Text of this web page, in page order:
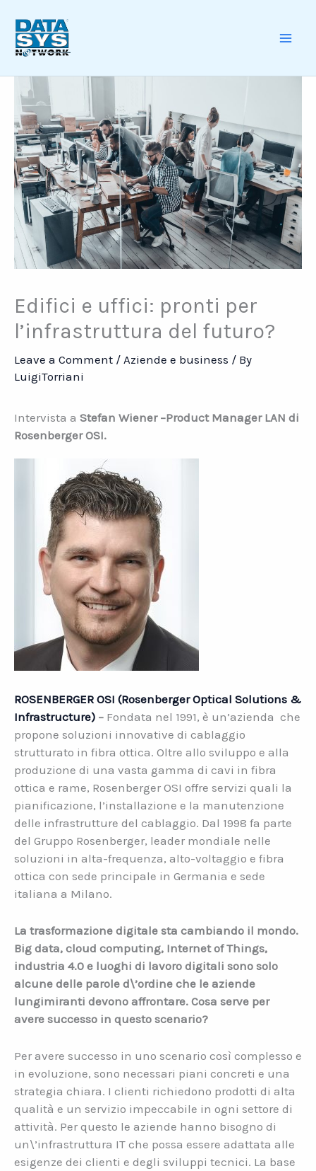
content
Edifici e uffici: pronti per
l’infrastruttura del futuro?
Leave a Comment / Aziende e business / By
LuigiTorriani
Intervista a Stefan Wiener –Product Manager LAN di
Rosenberger OSI.
ROSENBERGER OSI (Rosenberger Optical Solutions &
Infrastructure) – Fondata nel 1991, è un’azienda che
propone soluzioni innovative di cablaggio
strutturato in fibra ottica. Oltre allo sviluppo e alla
produzione di una vasta gamma di cavi in fibra
ottica e rame, Rosenberger OSI offre servizi quali la
pianificazione, l’installazione e la manutenzione
delle infrastrutture del cablaggio. Dal 1998 fa parte
del Gruppo Rosenberger, leader mondiale nelle
soluzioni in alta-frequenza, alto-voltaggio e fibra
ottica con sede principale in Germania e sede
italiana a Milano.
La trasformazione digitale sta cambiando il mondo.
Big data, cloud computing, Internet of Things,
industria 4.0 e luoghi di lavoro digitali sono solo
alcune delle parole d\’ordine che le aziende
lungimiranti devono affrontare. Cosa serve per
avere successo in questo scenario?
Per avere successo in uno scenario così complesso e
in evoluzione, sono necessari piani concreti e una
strategia chiara. I clienti richiedono prodotti di alta
qualità e un servizio impeccabile in ogni settore di
attività. Per questo le aziende hanno bisogno di
un\’infrastruttura IT che possa essere adattata alle
esigenze dei clienti e degli sviluppi tecnici. La base